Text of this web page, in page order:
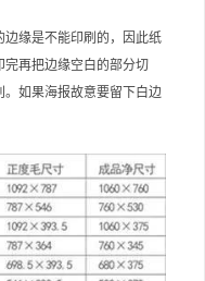
缘是不能印刷的，因此纸
完再把边缘空白的部分切
如果海报故意要留下白边